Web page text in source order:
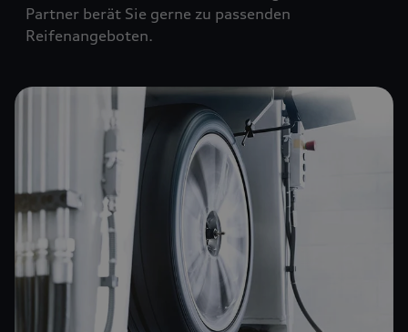
Partner berät Sie gerne zu passenden
Reifenangeboten.